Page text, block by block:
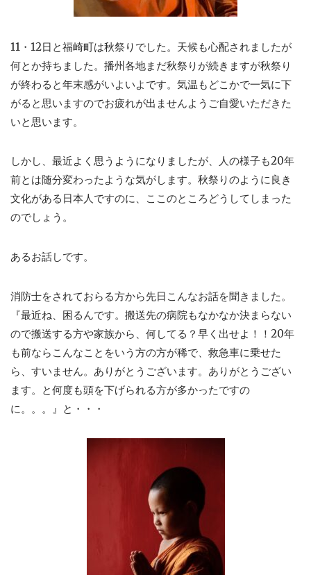
11・12日と福崎町は秋祭りでした。天候も心配されましたが
何とか持ちました。播州各地まだ秋祭りが続きますが秋祭り
が終わると年末感がいよいよです。気温もどこかで一気に下
がると思いますのでお疲れが出ませんようご自愛いただきた
いと思います。
しかし、最近よく思うようになりましたが、人の様子も20年
前とは随分変わったような気がします。秋祭りのように良き
文化がある日本人ですのに、ここのところどうしてしまった
のでしょう。
あるお話しです。
消防士をされておらる方から先日こんなお話を聞きました。
『最近ね、困るんです。搬送先の病院もなかなか決まらない
ので搬送する方や家族から、何してる？早く出せよ！！20年
も前ならこんなことをいう方の方が稀で、救急車に乗せた
ら、すいません。ありがとうございます。ありがとうござい
ます。と何度も頭を下げられる方が多かったですの
に。。。』と・・・